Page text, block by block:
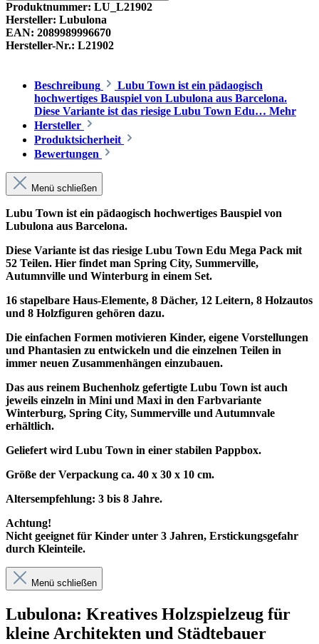
Produktnummer: LU_L21902
Hersteller: Lubulona
EAN: 2089989996670
Hersteller-Nr.: L21902
Beschreibung
Lubu Town ist ein pädaogisch
hochwertiges Bauspiel von Lubulona aus Barcelona.
Diese Variante ist das riesige Lubu Town Edu… Mehr
Hersteller
Produktsicherheit
Bewertungen
Menü schließen
Lubu Town ist ein pädaogisch hochwertiges Bauspiel von
Lubulona aus Barcelona.
Diese Variante ist das riesige Lubu Town Edu Mega Pack mit
52 Teilen. Hier findet man Spring City, Summerville,
Autumnville und Winterburg in einem Set.
16 stapelbare Haus-Elemente, 8 Dächer, 12 Leitern, 8 Holzautos
und 8 Holzfiguren gehören dazu.
Die einfachen Formen motivieren Kinder, eigene Vorstellungen
und Phantasien zu entwickeln und die einzelnen Teilen in
immer neuen Zusammenhängen einzubauen.
Das aus reinem Buchenholz gefertigte Lubu Town ist auch
jeweils einzeln in Mini und Maxi in den Farbvariante
Winterburg, Spring City, Summerville und Autumnvale
erhältlich.
Geliefert wird Lubu Town in einer stabilen Pappbox.
Größe der Verpackung ca. 40 x 30 x 10 cm.
Altersempfehlung: 3 bis 8 Jahre.
Achtung!
Nicht geeignet für Kinder unter 3 Jahren, Erstickungsgefahr
durch Kleinteile.
Menü schließen
Lubulona: Kreatives Holzspielzeug für
kleine Architekten und Städtebauer